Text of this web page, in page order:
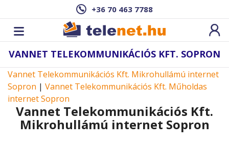
+36 70 463 7788
VANNET TELEKOMMUNIKÁCIÓS KFT. SOPRON
Vannet Telekommunikációs Kft. Mikrohullámú internet
Sopron | Vannet Telekommunikációs Kft. Műholdas
internet Sopron
Vannet Telekommunikációs Kft.
Mikrohullámú internet Sopron